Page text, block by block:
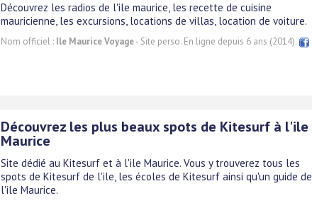
Découvrez les radios de l'ile maurice, les recette de cuisine
mauricienne, les excursions, locations de villas, location de voiture.
Nom officiel : Ile Maurice Voyage- Site perso. En ligne depuis 6 ans (2014).
Découvrez les plus beaux spots de Kitesurf à l'ile
Maurice
Site dédié au Kitesurf et à l'ile Maurice. Vous y trouverez tous les
spots de Kitesurf de l'ile, les écoles de Kitesurf ainsi qu'un guide de
l'ile Maurice.